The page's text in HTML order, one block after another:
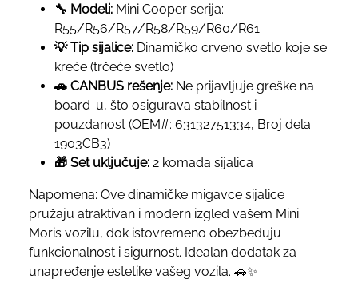
🔧 Modeli: Mini Cooper serija:
R55/R56/R57/R58/R59/R60/R61
💡 Tip sijalice: Dinamičko crveno svetlo koje se
kreće (trčeće svetlo)
🚗 CANBUS rešenje: Ne prijavljuje greške na
board-u, što osigurava stabilnost i
pouzdanost (OEM#: 63132751334, Broj dela:
1903CB3)
🎁 Set uključuje: 2 komada sijalica
Napomena: Ove dinamičke migavce sijalice
pružaju atraktivan i modern izgled vašem Mini
Moris vozilu, dok istovremeno obezbeđuju
funkcionalnost i sigurnost. Idealan dodatak za
unapređenje estetike vašeg vozila. 🚗✨